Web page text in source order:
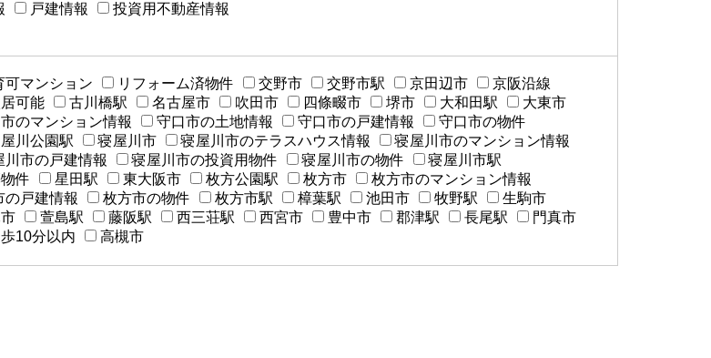
戸建情報 投資用不動産情報
マンション リフォーム済物件 交野市 交野市駅 京田辺市
京阪沿線
可能 古川橋駅 名古屋市 吹田市 四條畷市 堺市 大和田駅
大東市
のマンション情報 守口市の土地情報 守口市の戸建情報
守口市の物件
川公園駅 寝屋川市 寝屋川市のテラスハウス情報
寝屋川市のマンション情報
市の戸建情報 寝屋川市の投資用物件 寝屋川市の物件
寝屋川市駅
件 星田駅 東大阪市 枚方公園駅 枚方市
枚方市のマンション情報
戸建情報 枚方市の物件 枚方市駅 樟葉駅 池田市 牧野駅
生駒市
萱島駅 藤阪駅 西三荘駅 西宮市 豊中市 郡津駅 長尾駅
門真市
10分以内 高槻市